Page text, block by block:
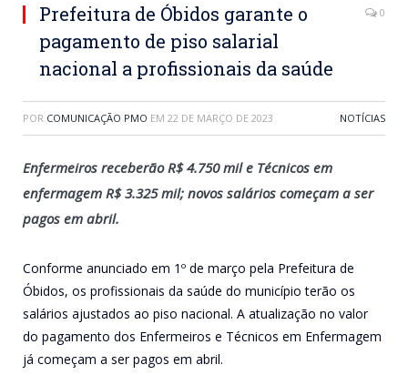
Prefeitura de Óbidos garante o
pagamento de piso salarial
nacional a profissionais da saúde
0
POR COMUNICAÇÃO PMO EM 22 DE MARÇO DE 2023 NOTÍCIAS
Enfermeiros receberão R$ 4.750 mil e Técnicos em
enfermagem R$ 3.325 mil; novos salários começam a ser
pagos em abril.
Conforme anunciado em 1º de março pela Prefeitura de
Óbidos, os profissionais da saúde do município terão os
salários ajustados ao piso nacional. A atualização no valor
do pagamento dos Enfermeiros e Técnicos em Enfermagem
já começam a ser pagos em abril.